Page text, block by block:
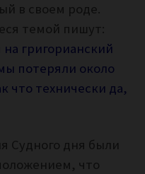
в своем роде.
темой пишут:
григорианский
потеряли около
что технически да,
Судного дня были
что